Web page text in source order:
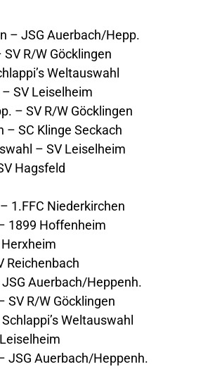
JSG Auerbach/Hepp.
R/W Göcklingen
Weltauswahl
SV Leiselheim
– SV R/W Göcklingen
SC Klinge Seckach
– SV Leiselheim
Hagsfeld
1.FFC Niederkirchen
1899 Hoffenheim
Auerbach/Heppenh.
R/W Göcklingen
Weltauswahl
Auerbach/Heppenh.